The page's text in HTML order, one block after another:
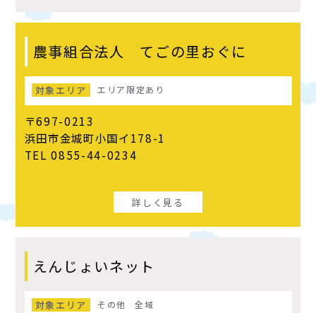
農事組合法人 てごの里おぐに
対象エリア エリア限定あり
〒697-0213
浜田市金城町小国イ178-1
TEL 0855-44-0234
詳しく見る
えんじょいネット
対象エリア その他 全域